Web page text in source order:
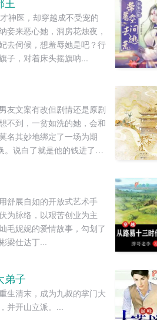
神医，却穿越成不受宠的
妾来恶心她，洞房花烛夜，
去伺候，想羞辱她是吧？行
子，对着床头摇旗呐...
友文案有改但剧情还是原剧
不到，一贫如洗的她，会和
名其妙地绑定了一场为期
。说白了就是他的钱进了她
。坏消息这人脾气差，控制
和她来场合约恋爱。...
舒展自如的开放式艺术手
为脉络，以艰苦创业为主
毛妮妮的爱情故事，勾划了
梁仕达丁...
弟子
生清末，成为九叔的掌门大
并开山立派。...